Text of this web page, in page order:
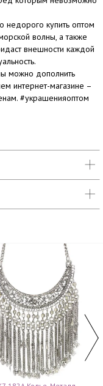
недорого купить оптом
волны, а также
внешности каждой
можно дополнить
интернет-магазине –
#украшенияоптом